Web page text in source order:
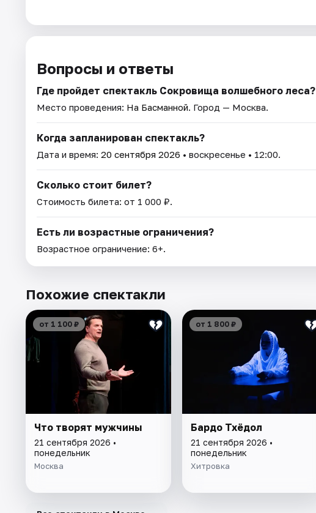
Вопросы и ответы
Где пройдет спектакль Сокровища волшебного леса?
Место проведения: На Басманной. Город — Москва.
Когда запланирован спектакль?
Дата и время: 20 сентября 2026 • воскресенье • 12:00.
Сколько стоит билет?
Стоимость билета: от 1 000 ₽.
Есть ли возрастные ограничения?
Возрастное ограничение: 6+.
Похожие спектакли
от 1 100 ₽
Что творят мужчины
21 сентября 2026 •
понедельник
Москва
от 1 800 ₽
Бардо Тхёдол
21 сентября 2026 •
понедельник
Хитровка